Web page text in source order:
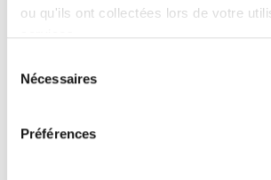
ou qu'ils ont collectées lors de votre
services.
Nécessaires
Préférences